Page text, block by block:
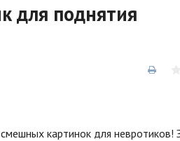
для поднятия
картинок для невротиков!